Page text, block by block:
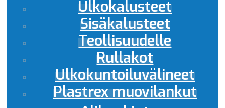
Ulkokalusteet
Sisäkalusteet
Teollisuudelle
Rullakot
Ulkokuntoiluvälineet
Plastrex muovilankut